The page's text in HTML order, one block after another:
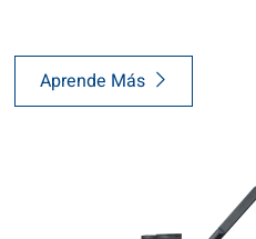
Aprende Más